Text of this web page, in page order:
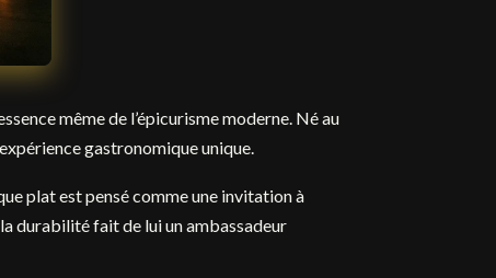
même de l’épicurisme moderne. Né au
gastronomique unique.
plat est pensé comme une invitation à
durabilité fait de lui un ambassadeur